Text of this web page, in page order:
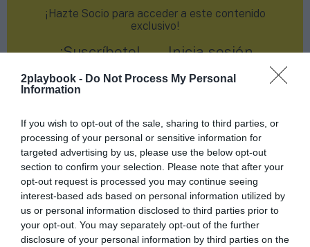
2playbook - Do Not Process My Personal
Information
If you wish to opt-out of the sale, sharing to third parties, or
processing of your personal or sensitive information for
targeted advertising by us, please use the below opt-out
section to confirm your selection. Please note that after your
opt-out request is processed you may continue seeing
interest-based ads based on personal information utilized by
us or personal information disclosed to third parties prior to
your opt-out. You may separately opt-out of the further
disclosure of your personal information by third parties on the
Índex2P
Sevilla FC
¡Hazte Socio para acceder a este contenido
exclusivo!
¡Suscríbete! Inicia sesión
Imprimir